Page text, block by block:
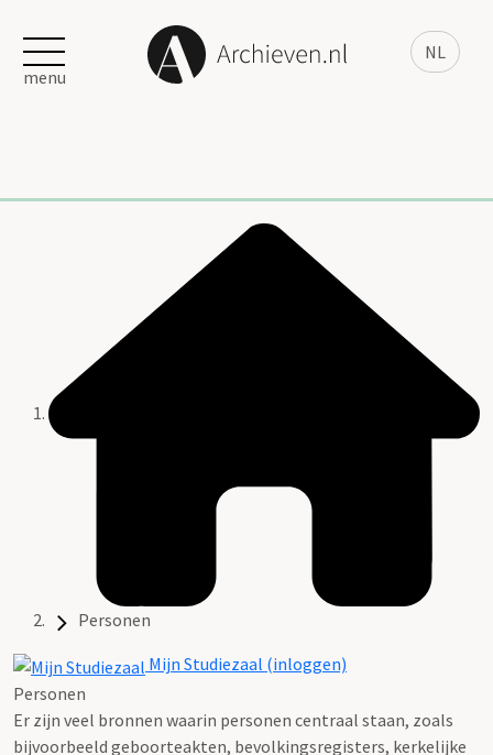
NL
menu
Personen
Mijn Studiezaal (inloggen)
Personen
Er zijn veel bronnen waarin personen centraal staan, zoals
bijvoorbeeld geboorteakten, bevolkingsregisters, kerkelijke